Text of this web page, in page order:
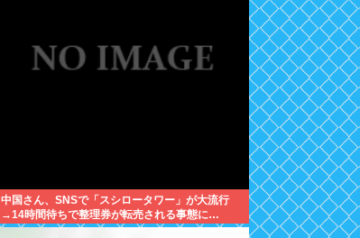
中国さん、SNSで「スシロータワー」が大流行
→14時間待ちで整理券が転売される事態に…